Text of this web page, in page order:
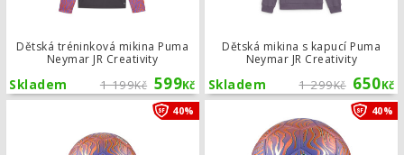
Dětská tréninková mikina Puma
Neymar JR Creativity
1 199Kč 599Kč
Skladem
Dětská mikina s kapucí Puma
Neymar JR Creativity
1 299Kč 650Kč
Skladem
40% Mini míč Puma Neymar JR Graphic
40%